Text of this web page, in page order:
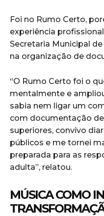
Foi no Rumo Certo,
experiência
Secretaria Municipal
na organização de
“O Rumo Certo foi o
mentalmente e
sabia nem ligar um
com documentação
superiores, convivo
públicos e me tornei
preparada para as
adulta”, relatou.
MÚSICA COMO